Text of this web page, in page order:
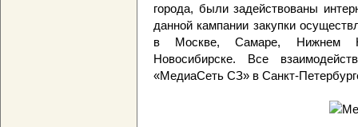
города, были задействованы
данной кампании закупки
в Москве, Самаре, Нижнем
Новосибирске. Все
«МедиаСеть СЗ» в Санкт-